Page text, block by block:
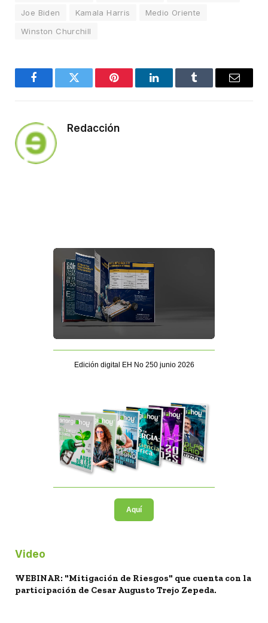
Joe Biden
Kamala Harris
Medio Oriente
Winston Churchill
FacebookTwitter Pinterest LinkedInTumblr Email
Redacción
Edición digital EH No 250 junio 2026
Aquí
Video
WEBINAR: "Mitigación de Riesgos" que cuenta con la
participación de Cesar Augusto Trejo Zepeda.